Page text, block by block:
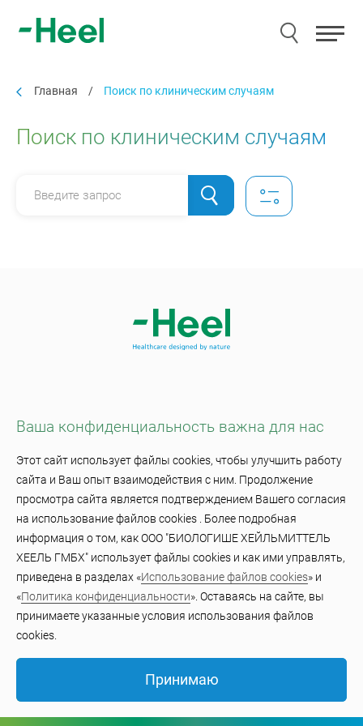
Главная / Поиск по клиническим случаям
Поиск по клиническим случаям
Ваша конфиденциальность важна для нас
Этот сайт использует файлы cookies, чтобы улучшить работу
сайта и Ваш опыт взаимодействия с ним. Продолжение
просмотра сайта является подтверждением Вашего согласия
на использование файлов cookies . Более подробная
информация о том, как ООО "БИОЛОГИШЕ ХЕЙЛЬМИТТЕЛЬ
ХЕЕЛЬ ГМБХ" использует файлы cookies и как ими управлять,
приведена в разделах «Использование файлов cookies» и
«Политика конфиденциальности». Оставаясь на сайте, вы
принимаете указанные условия использования файлов
cookies.
Принимаю
Политика конфиденциальности
Условия онлайн-использования
Использование файлов cookie
© BiologischeHeilmittel Heel GmbH 2023